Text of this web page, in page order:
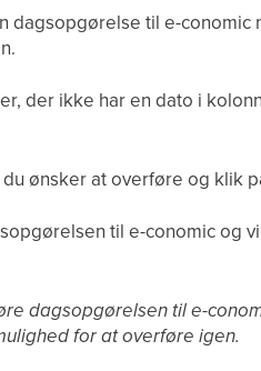
dagsopgørelse til e-conomic
der ikke har en dato i
ønsker at overføre og klik
til e-conomic og
dagsopgørelsen til e-
for at overføre igen.